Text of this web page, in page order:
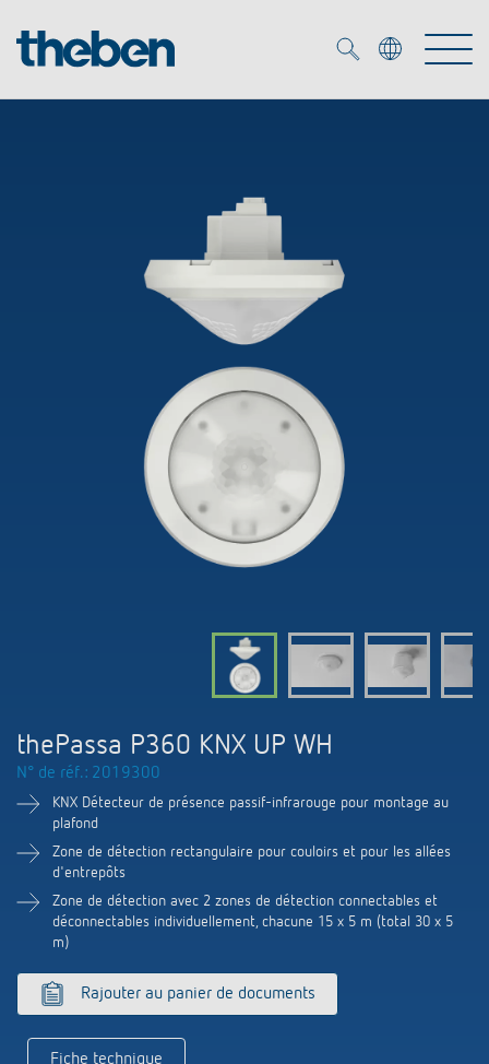
Smart Home
Détecteurs de présence et de mouvement
Spots LED
Contrôle du temps et de la lumière
Solutions OEM
Experts OEM
Références
Contrôle du temps et de la lumière
Commande d'éclairage DALI-2
Systèmes KNX
Système pour maison intelligente
Détecteurs de présence et de mouvement
Commutation et variation fiables des LED
Aérez correctement: les capteurs de CO2
de Theben
Références
Application de Theben
Médiathèque
Catalogues et prospectus
Commande de catalogue
Communiqué de presse
BIM-Portail
Theben AG
Design
Historique
Distribution dans le monde
Aide au Choix
thePassa P360 KNX UP WH
N° de réf.: 2019300
KNX Détecteur de présence passif-infrarouge pour montage au
plafond
Zone de détection rectangulaire pour couloirs et pour les allées
d'entrepôts
Zone de détection avec 2 zones de détection connectables et
déconnectables individuellement, chacune 15 x 5 m (total 30 x 5
m)
Rajouter au panier de documents
Fiche technique